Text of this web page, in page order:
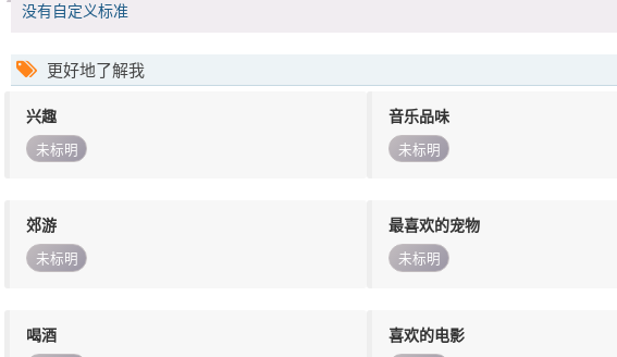
没有自定义标准
更好地了解我
兴趣
未标明
音乐品味
未标明
郊游
未标明
最喜欢的宠物
未标明
喝酒 喜欢的电影